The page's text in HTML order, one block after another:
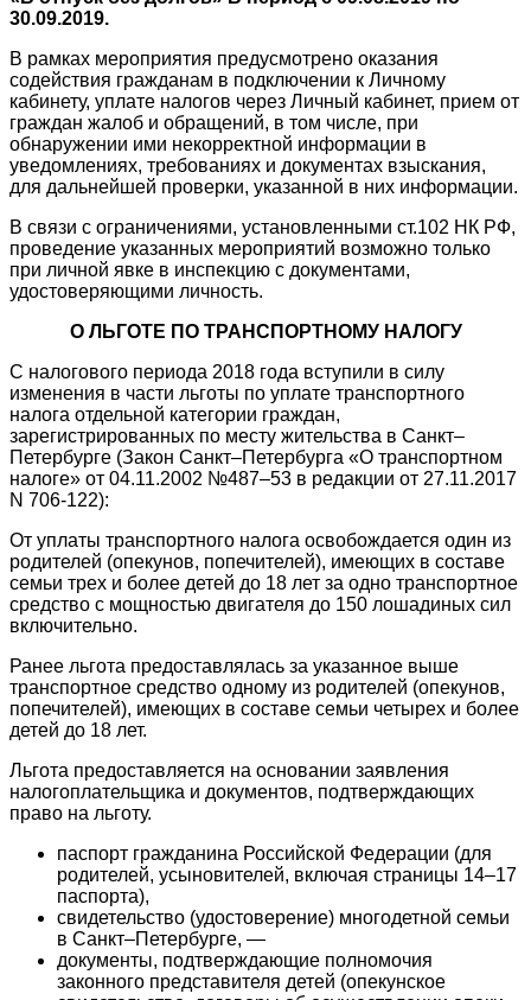
30.09.2019.
В рамках мероприятия предусмотрено оказания
содействия гражданам в подключении к Личному
кабинету, уплате налогов через Личный кабинет, прием от
граждан жалоб и обращений, в том числе, при
обнаружении ими некорректной информации в
уведомлениях, требованиях и документах взыскания,
для дальнейшей проверки, указанной в них информации.
В связи с ограничениями, установленными ст.102 НК РФ,
проведение указанных мероприятий возможно только
при личной явке в инспекцию с документами,
удостоверяющими личность.
О ЛЬГОТЕ ПО ТРАНСПОРТНОМУ НАЛОГУ
С налогового периода 2018 года вступили в силу
изменения в части льготы по уплате транспортного
налога отдельной категории граждан,
зарегистрированных по месту жительства в Санкт–
Петербурге (Закон Санкт–Петербурга «О транспортном
налоге» от 04.11.2002 №487–53 в редакции от 27.11.2017
N 706-122):
От уплаты транспортного налога освобождается один из
родителей (опекунов, попечителей), имеющих в составе
семьи трех и более детей до 18 лет за одно транспортное
средство с мощностью двигателя до 150 лошадиных сил
включительно.
Ранее льгота предоставлялась за указанное выше
транспортное средство одному из родителей (опекунов,
попечителей), имеющих в составе семьи четырех и более
детей до 18 лет.
Льгота предоставляется на основании заявления
налогоплательщика и документов, подтверждающих
право на льготу.
паспорт гражданина Российской Федерации (для
родителей, усыновителей, включая страницы 14–17
паспорта),
свидетельство (удостоверение) многодетной семьи
в Санкт–Петербурге, —
документы, подтверждающие полномочия
законного представителя детей (опекунское